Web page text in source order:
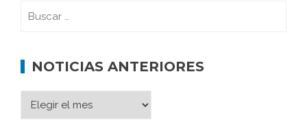
NOTICIAS ANTERIORES